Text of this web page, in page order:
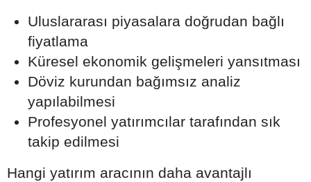
Uluslararası piyasalara doğrudan bağlı
fiyatlama
Küresel ekonomik gelişmeleri yansıtması
Döviz kurundan bağımsız analiz
yapılabilmesi
Profesyonel yatırımcılar tarafından sık
takip edilmesi
Hangi yatırım aracının daha avantajlı